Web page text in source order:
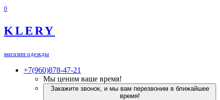
0
KLERY
магазин одежды
+7(960)878-47-21
Мы ценим ваше время!
Закажите звонок, и мы вам перезвоним в ближайшее
время!